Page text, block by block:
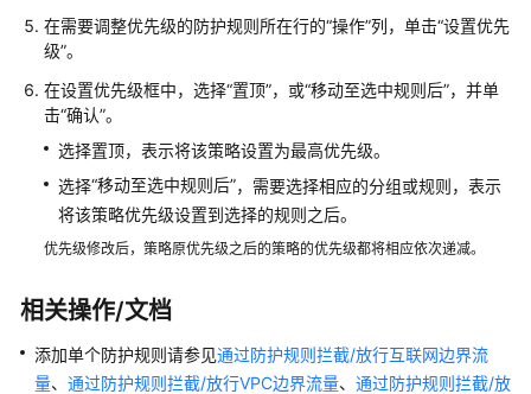
授
权
使
用
CFW
购
买
及
更
云
防
火
在需要调整优先级的防护规则所在行的“操作”列，单击“设置优先
级”。
在设置优先级框中，选择“置顶”，或“移动至选中规则后”，并单
击“确认”。
选择置顶，表示将该策略设置为最高优先级。
选择“移动至选中规则后”，需要选择相应的分组或规则，表示
将该策略优先级设置到选择的规则之后。
优先级修改后，策略原优先级之后的策略的优先级都将相应依次递减。
相关操作/文档
添加单个防护规则请参见通过防护规则拦截/放行互联网边界流
量、 通过防护规则拦截/放行VPC边界流量、 通过防护规则拦截/放